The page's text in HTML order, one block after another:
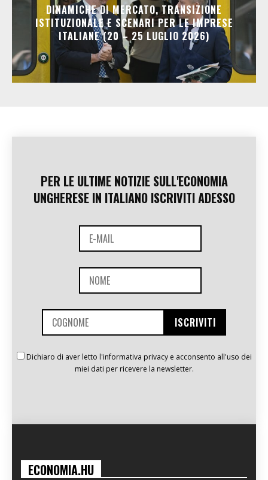
DINAMICHE DI MERCATO, TRANSIZIONE
ISTITUZIONALE E SCENARI PER LE IMPRESE
ITALIANE (20 – 25 LUGLIO 2026)
PER LE ULTIME NOTIZIE SULL'ECONOMIA
UNGHERESE IN ITALIANO ISCRIVITI ADESSO
Dichiaro di aver letto l'informativa privacy e acconsento all'uso dei
miei dati per ricevere la newsletter.
ECONOMIA.HU